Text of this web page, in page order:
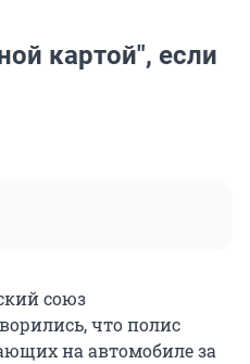
картой", если
союз
что полис
на автомобиле за